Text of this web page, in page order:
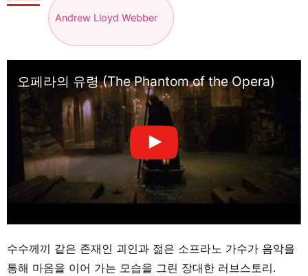
Andrew Lloyd Webber
오페라의 유령 (The Phantom of the Opera)
수수께끼 같은 존재인 괴인과 젊은 소프라노 가수가 음악을
통해 마음을 이어 가는 모습을 그린 장대한 러브스토리.